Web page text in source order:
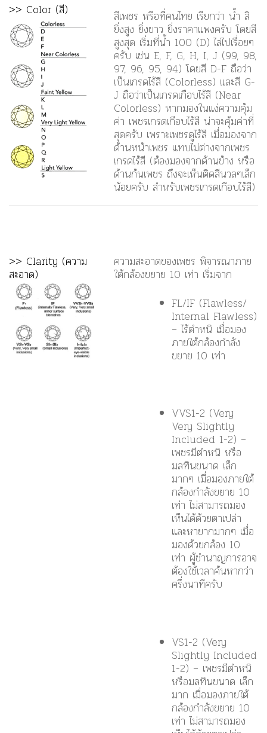
>> Color (สี) สีเพชร หรือที่คนไทย เรียกว่า น้ำ สิ
ยิ่งสูง ยิ่งขาว ยิ่งราคาแพงครับ โดยสี
สูงสุด เริ่มที่น้ำ 100 (D) ไล่ไปเรื่อยๆ
ครับ เช่น E, F, G, H, I, J (99, 98,
97, 96, 95, 94) โดยสี D-F ถือว่า
เป็นเกรดไร้สี (Colorless) และสี G-
J ถือว่าเป็นเกรดเกือบไร้สี (Near
Colorless) หากมองในแง่ความคุ้ม
ค่า เพชรเกรดเกือบไร้สี น่าจะคุ้มค่าที่
สุดครับ เพราะเพชรดูไร้สี เมื่อมองจาก
ด้านหน้าเพชร แทบไม่ต่างจากเพชร
เกรดไร้สี (ต้องมองจากด้านข้าง หรือ
ด้านก้นเพชร ถึงจะเห็นติดสีนวลๆเล็ก
น้อยครับ สำหรับเพชรเกรดเกือบไร้สี)
>> Clarity (ความ
สะอาด)
ความสะอาดของเพชร พิจารณาภาย
ใต้กล้องขยาย 10 เท่า เริ่มจาก
FL/IF (Flawless/
Internal Flawless)
– ไร้ตำหนิ เมื่อมอง
ภายใต้กล้องกำลัง
ขยาย 10 เท่า
VVS1-2 (Very
Very Slightly
Included 1-2) –
เพชรมีตำหนิ หรือ
มลทินขนาด เล็ก
มากๆ เมื่อมองภายใต้
กล้องกำลังขยาย 10
เท่า ไม่สามารถมอง
เห็นได้ด้วยตาเปล่า
และหายากมากๆ เมื่อ
มองด้วยกล้อง 10
เท่า ผู้ชำนาญการอาจ
ต้องใช้เวลาค้นหากว่า
ครึ่งนาทีครับ
VS1-2 (Very
Slightly Included
1-2) – เพชรมีตำหนิ
หรือมลทินขนาด เล็ก
มาก เมื่อมองภายใต้
กล้องกำลังขยาย 10
เท่า ไม่สามารถมอง